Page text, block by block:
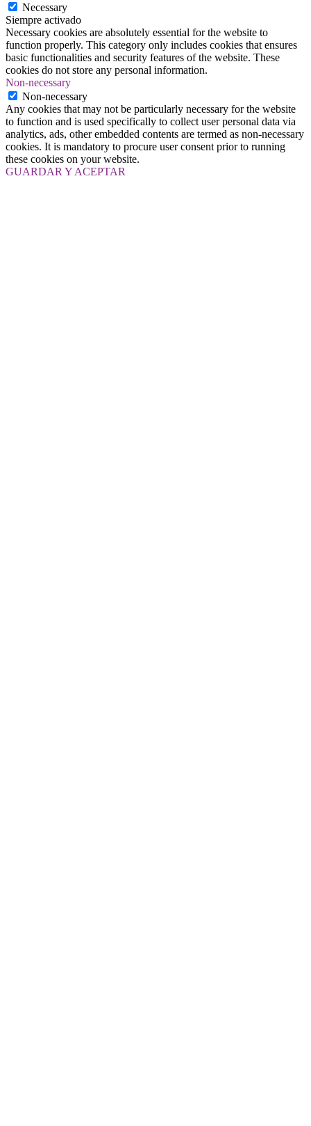
Necessary
Siempre activado
Necessary cookies are absolutely essential for the website to
function properly. This category only includes cookies that ensures
basic functionalities and security features of the website. These
cookies do not store any personal information.
Non-necessary
Non-necessary
Any cookies that may not be particularly necessary for the website
to function and is used specifically to collect user personal data via
analytics, ads, other embedded contents are termed as non-necessary
cookies. It is mandatory to procure user consent prior to running
these cookies on your website.
GUARDAR Y ACEPTAR